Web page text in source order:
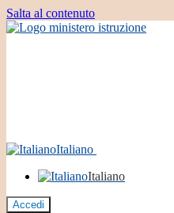
Salta al contenuto
Italiano
Italiano
Accedi